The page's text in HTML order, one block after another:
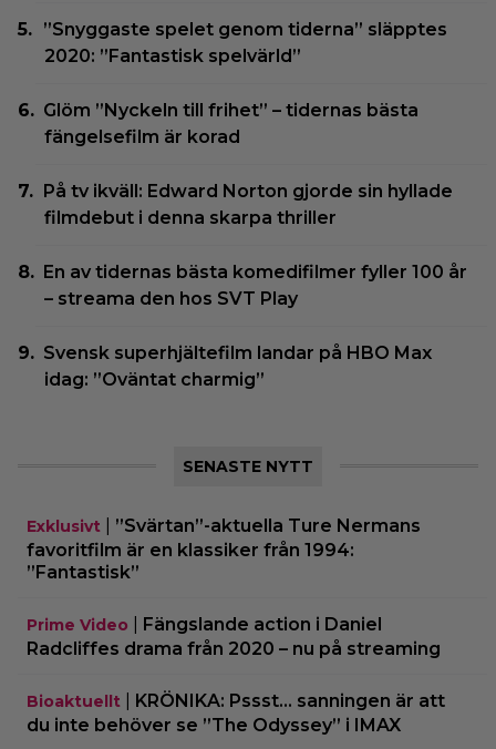
”Snyggaste spelet genom tiderna” släpptes
2020: ”Fantastisk spelvärld”
Glöm ”Nyckeln till frihet” – tidernas bästa
fängelsefilm är korad
På tv ikväll: Edward Norton gjorde sin hyllade
filmdebut i denna skarpa thriller
En av tidernas bästa komedifilmer fyller 100 år
– streama den hos SVT Play
Svensk superhjältefilm landar på HBO Max
idag: ”Oväntat charmig”
SENASTE NYTT
Exklusivt
”Svärtan”-aktuella Ture Nermans
favoritfilm är en klassiker från 1994:
”Fantastisk”
Prime Video
Fängslande action i Daniel
Radcliffes drama från 2020 – nu på streaming
Bioaktuellt
KRÖNIKA: Pssst… sanningen är att
du inte behöver se ”The Odyssey” i IMAX